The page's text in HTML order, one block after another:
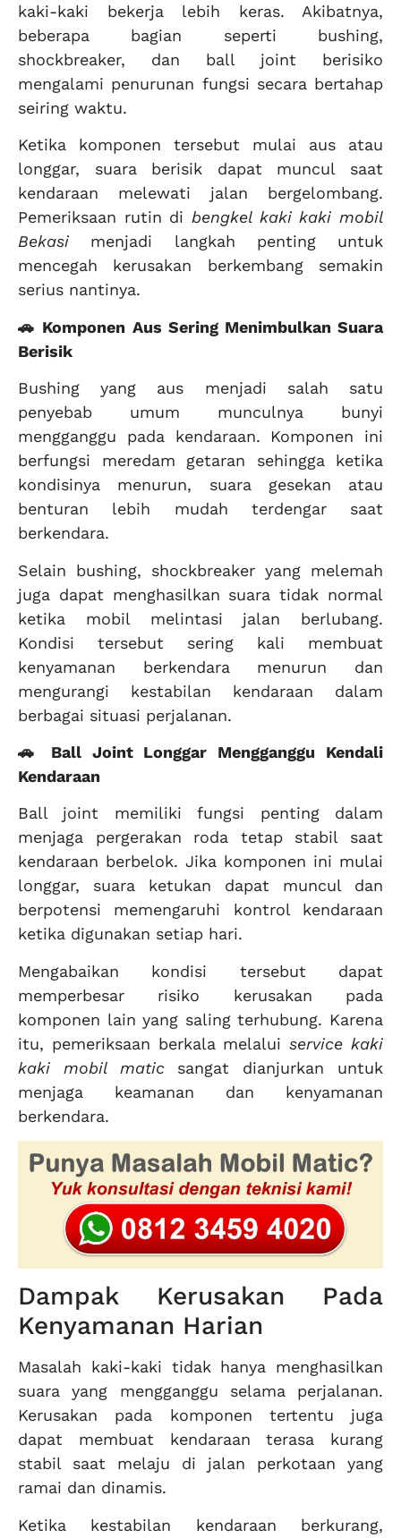
kaki-kaki bekerja lebih keras. Akibatnya,
beberapa bagian seperti bushing,
shockbreaker, dan ball joint berisiko
mengalami penurunan fungsi secara bertahap
seiring waktu.
Ketika komponen tersebut mulai aus atau
longgar, suara berisik dapat muncul saat
kendaraan melewati jalan bergelombang.
Pemeriksaan rutin di bengkel kaki kaki mobil
Bekasi menjadi langkah penting untuk
mencegah kerusakan berkembang semakin
serius nantinya.
🚗 Komponen Aus Sering Menimbulkan Suara
Berisik
Bushing yang aus menjadi salah satu
penyebab umum munculnya bunyi
mengganggu pada kendaraan. Komponen ini
berfungsi meredam getaran sehingga ketika
kondisinya menurun, suara gesekan atau
benturan lebih mudah terdengar saat
berkendara.
Selain bushing, shockbreaker yang melemah
juga dapat menghasilkan suara tidak normal
ketika mobil melintasi jalan berlubang.
Kondisi tersebut sering kali membuat
kenyamanan berkendara menurun dan
mengurangi kestabilan kendaraan dalam
berbagai situasi perjalanan.
🚗 Ball Joint Longgar Mengganggu Kendali
Kendaraan
Ball joint memiliki fungsi penting dalam
menjaga pergerakan roda tetap stabil saat
kendaraan berbelok. Jika komponen ini mulai
longgar, suara ketukan dapat muncul dan
berpotensi memengaruhi kontrol kendaraan
ketika digunakan setiap hari.
Mengabaikan kondisi tersebut dapat
memperbesar risiko kerusakan pada
komponen lain yang saling terhubung. Karena
itu, pemeriksaan berkala melaluiservice kaki
kaki mobil maticsangat dianjurkan untuk
menjaga keamanan dan kenyamanan
berkendara.
Dampak Kerusakan Pada
Kenyamanan Harian
Masalah kaki-kaki tidak hanya menghasilkan
suara yang mengganggu selama perjalanan.
Kerusakan pada komponen tertentu juga
dapat membuat kendaraan terasa kurang
stabil saat melaju di jalan perkotaan yang
ramai dan dinamis.
Ketika kestabilan kendaraan berkurang,